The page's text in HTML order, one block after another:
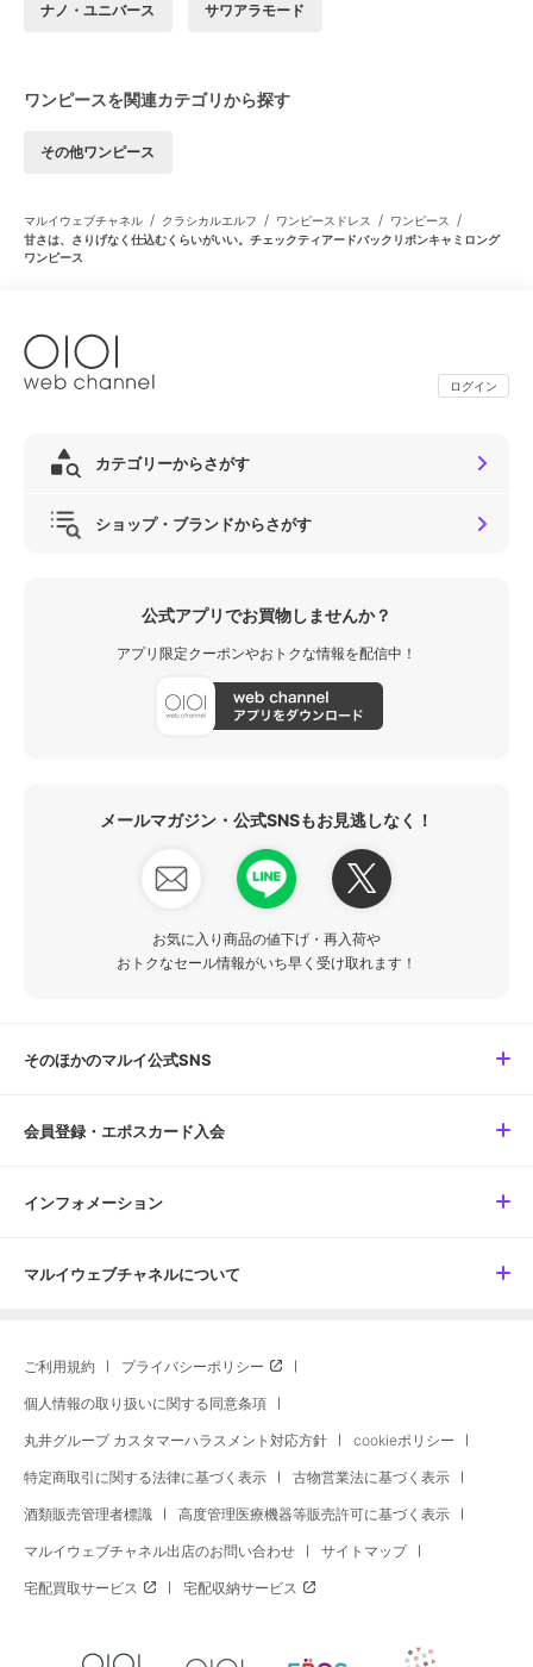
ナノ・ユニバース サワアラモード
ワンピースを関連カテゴリから探す
その他ワンピース
マルイウェブチャネル / クラシカルエルフ / ワンピースドレス / ワンピース /
甘さは、さりげなく仕込むくらいがいい。チェックティアードバックリボンキャミロング
ワンピース
ログイン
カテゴリーからさがす
ショップ・ブランドからさがす
公式アプリでお買物しませんか？
アプリ限定クーポンやおトクな情報を配信中！
メールマガジン・公式SNSもお見逃しなく！
お気に入り商品の値下げ・再入荷や
おトクなセール情報がいち早く受け取れます！
そのほかのマルイ公式SNS
会員登録・エポスカード入会
インフォメーション
マルイウェブチャネルについて
ご利用規約 プライバシーポリシー
個人情報の取り扱いに関する同意条項
丸井グループ カスタマーハラスメント対応方針 cookieポリシー
特定商取引に関する法律に基づく表示 古物営業法に基づく表示
酒類販売管理者標識 高度管理医療機器等販売許可に基づく表示
マルイウェブチャネル出店のお問い合わせ サイトマップ
宅配買取サービス 宅配収納サービス